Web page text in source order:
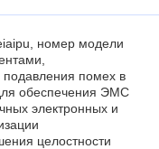
номер модели
помех в
обеспечения ЭМС
электронных и
целостности